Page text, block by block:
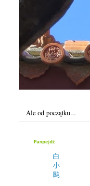
Ale od początku...
Fanpejdż
白
小
颱